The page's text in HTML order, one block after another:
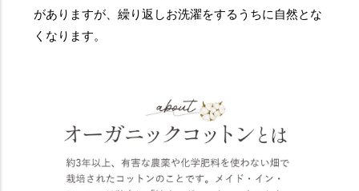
がありますが、繰り返しお洗濯をするうちに自然とな
くなります。